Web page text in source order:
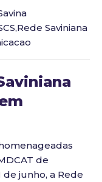
,Rede Saviniana
de
de junho, a Rede